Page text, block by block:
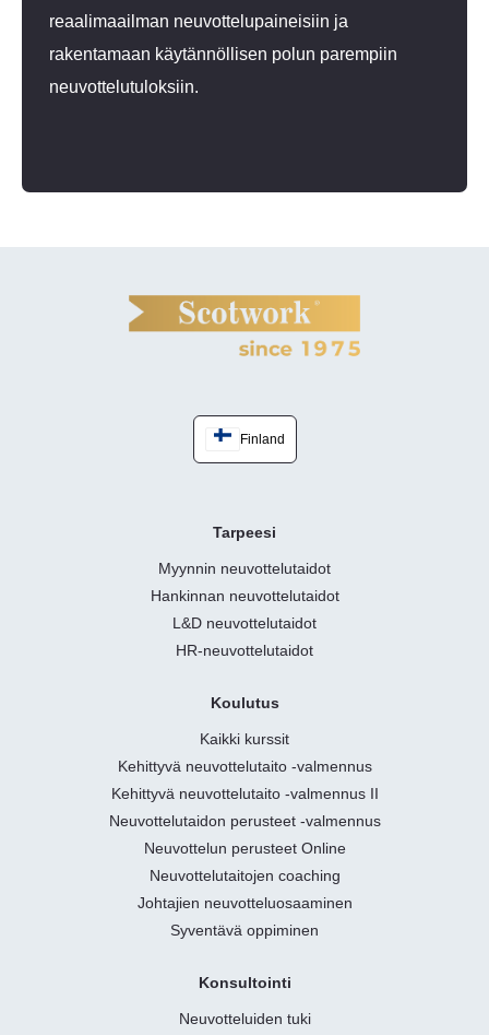
reaalimaailman neuvottelupaineisiin ja
rakentamaan käytännöllisen polun parempiin
neuvottelutuloksiin.
Finland
Tarpeesi
Myynnin neuvottelutaidot
Hankinnan neuvottelutaidot
L&D neuvottelutaidot
HR-neuvottelutaidot
Koulutus
Kaikki kurssit
Kehittyvä neuvottelutaito -valmennus
Kehittyvä neuvottelutaito -valmennus II
Neuvottelutaidon perusteet -valmennus
Neuvottelun perusteet Online
Neuvottelutaitojen coaching
Johtajien neuvotteluosaaminen
Syventävä oppiminen
Konsultointi
Neuvotteluiden tuki